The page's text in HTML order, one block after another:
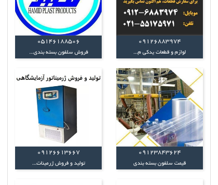
09126883974
لوازم و قطعات یدکی م...
05146188506
فروش سلفون بسته بندی...
۰۹۱۲۳۸۴۳۶۲۴
قیمت سلفون بسته بندی
09126613667
تولید و فروش ژرمینات...